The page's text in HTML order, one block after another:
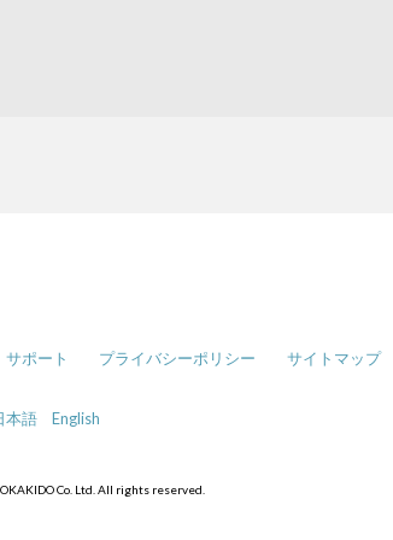
サポート プライバシーポリシー サイトマップ
本語 English
Co. Ltd. All rights reserved.